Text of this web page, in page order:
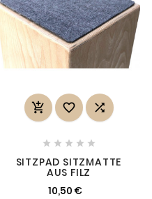
  
    
SITZPAD SITZMATTE
AUS FILZ
10,50 €